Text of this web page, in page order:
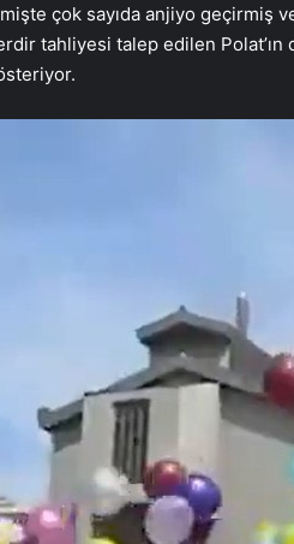
çok sayıda anjiyo geçirmiş
tahliyesi talep edilen Polat’ın